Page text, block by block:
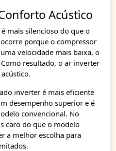
Acústico
mais silencioso do que o
porque o compressor
velocidade mais baixa, o
resultado, o ar inverter
inverter é mais eficiente
desempenho superior e é
convencional. No
caro do que o modelo
a melhor escolha para